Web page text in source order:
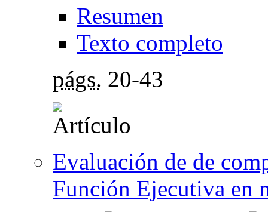
Resumen
Texto completo
págs. 20-43
Evaluación de de
Función Ejecutiva en